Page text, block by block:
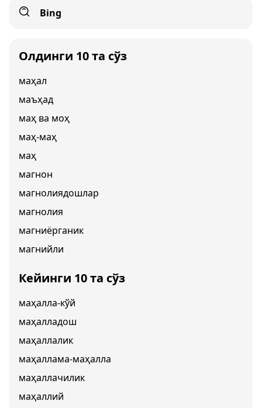
Bing
Олдинги 10 та сўз
маҳал
маъҳад
маҳ ва моҳ
маҳ-маҳ
маҳ
магнон
магнолиядошлар
магнолия
магниёрганик
магнийли
Кейинги 10 та сўз
маҳалла-кўй
маҳалладош
маҳаллалик
маҳаллама-маҳалла
маҳаллачилик
маҳаллий